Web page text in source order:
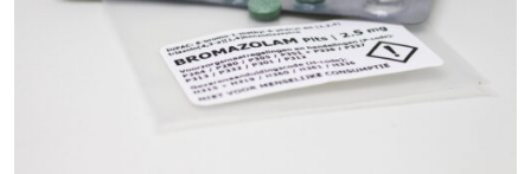
Hoe lang werkt bromazolam?
Is bromazolam gevaarlijk of schadelijk?
Is bromazolam verslavend?